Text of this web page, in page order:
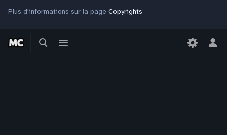
BasculerBasculer
le
Plus d'informations sur la page Copyrights
Contact